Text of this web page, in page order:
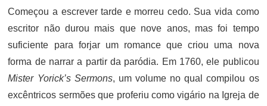
Começou a escrever tarde e morreu cedo. Sua vida como
escritor não durou mais que nove anos, mas foi tempo
suficiente para forjar um romance que criou uma nova
forma de narrar a partir da paródia. Em 1760, ele publicou
Mister Yorick’s Sermons, um volume no qual compilou os
excêntricos sermões que proferiu como vigário na Igreja de